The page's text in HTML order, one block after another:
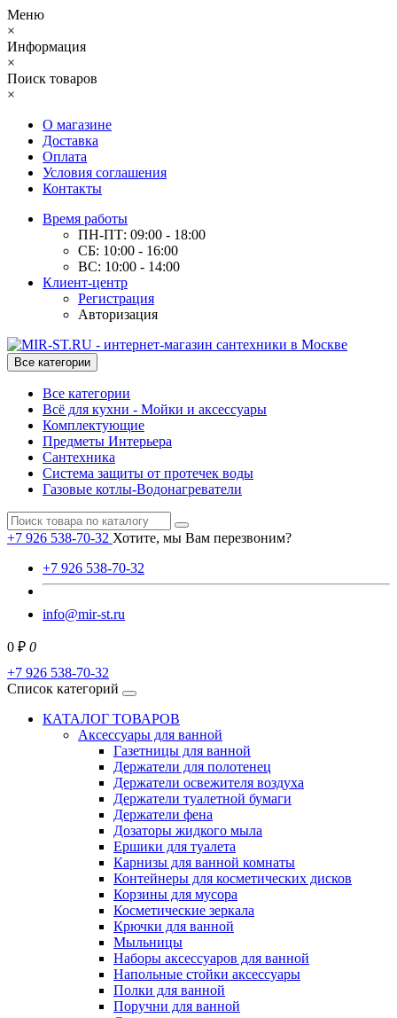
Меню
×
Информация
×
Поиск товаров
×
О магазине
Доставка
Оплата
Условия соглашения
Контакты
Время работы
ПН-ПТ: 09:00 - 18:00
СБ: 10:00 - 16:00
ВС: 10:00 - 14:00
Клиент-центр
Регистрация
Авторизация
Все категории
Все категории
Всё для кухни - Мойки и аксессуары
Комплектующие
Предметы Интерьера
Сантехника
Система защиты от протечек воды
Газовые котлы-Водонагреватели
+7 926 538-70-32 Хотите, мы Вам перезвоним?
+7 926 538-70-32
info@mir-st.ru
0 ₽ 0
+7 926 538-70-32
Список категорий
КАТАЛОГ ТОВАРОВ
Аксессуары для ванной
Газетницы для ванной
Держатели для полотенец
Держатели освежителя воздуха
Держатели туалетной бумаги
Держатели фена
Дозаторы жидкого мыла
Ершики для туалета
Карнизы для ванной комнаты
Контейнеры для косметических дисков
Корзины для мусора
Косметические зеркала
Крючки для ванной
Мыльницы
Наборы аксессуаров для ванной
Напольные стойки аксессуары
Полки для ванной
Поручни для ванной